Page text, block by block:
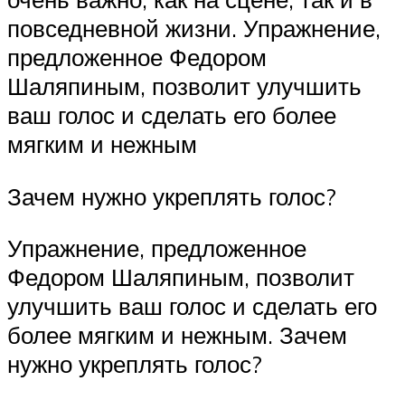
повседневной жизни. Упражнение,
предложенное Федором
Шаляпиным, позволит улучшить
ваш голос и сделать его более
мягким и нежным
Зачем нужно укреплять голос?
Упражнение, предложенное
Федором Шаляпиным, позволит
улучшить ваш голос и сделать его
более мягким и нежным. Зачем
нужно укреплять голос?